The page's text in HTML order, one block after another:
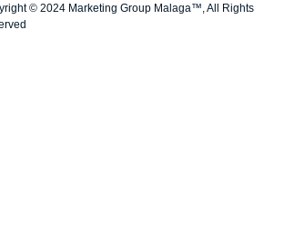
© 2024 Marketing Group Malaga™, All Rights